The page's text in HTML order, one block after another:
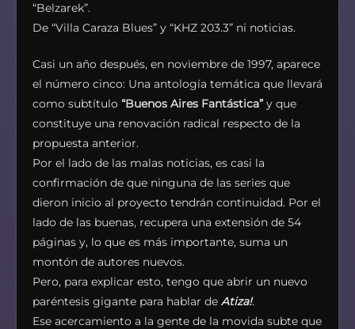
“Belzarek”.
De “Villa Caraza Blues” y “KHZ 203.3” ni noticias.
Casi un año después, en noviembre de 1997, aparece
el número cinco: Una antología temática que llevará
como subtítulo “Buenos Aires Fantástica” y que
constituye una renovación radical respecto de la
propuesta anterior.
Por el lado de las malas noticias, es casi la
confirmación de que ninguna de las series que
dieron inicio al proyecto tendrán continuidad. Por el
lado de las buenas, recupera una extensión de 54
páginas y, lo que es más importante, suma un
montón de autores nuevos.
Pero, para explicar esto, tengo que abrir un nuevo
paréntesis gigante para hablar de Atiza!.
Ese acercamiento a la gente de la movida subte que